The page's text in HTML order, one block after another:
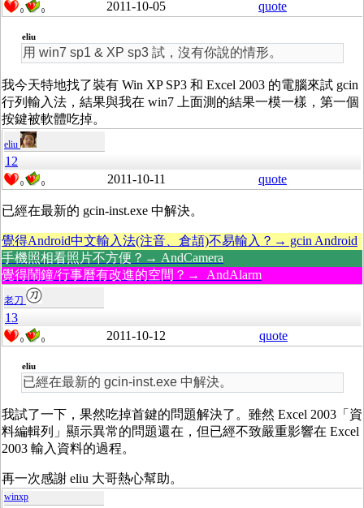
0 0 2011-10-05 quote
eliu
用 win7 sp1 & XP sp3 試，沒有你說的情形。
我今天特地找了裝有 Win XP SP3 和 Excel 2003 的電腦來試 gcin
行列輸入法，結果與我在 win7 上面測的結果一模一樣，第一個
按鍵被軟體吃掉。
eliu
12
0 0 2011-10-11 quote
已經在最新的 gcin-inst.exe 中解決。
覺得Android中文輸入法(注音、倉頡)不易輸入？→ gcin Android
手機照相看照片不方便？→ AndCamera
覺得鬧鐘/行事曆有改進的空間？→ AndAlarm
老刀
13
0 0 2011-10-12 quote
eliu
已經在最新的 gcin-inst.exe 中解決。
我試了一下，果然吃掉首鍵的問題解決了。雖然 Excel 2003「資
料編輯列」顯示異常的問題還在，但已經不致嚴重影響在 Excel
2003 輸入資料的過程。
再一次感謝 eliu 大哥熱心幫助。
winxp